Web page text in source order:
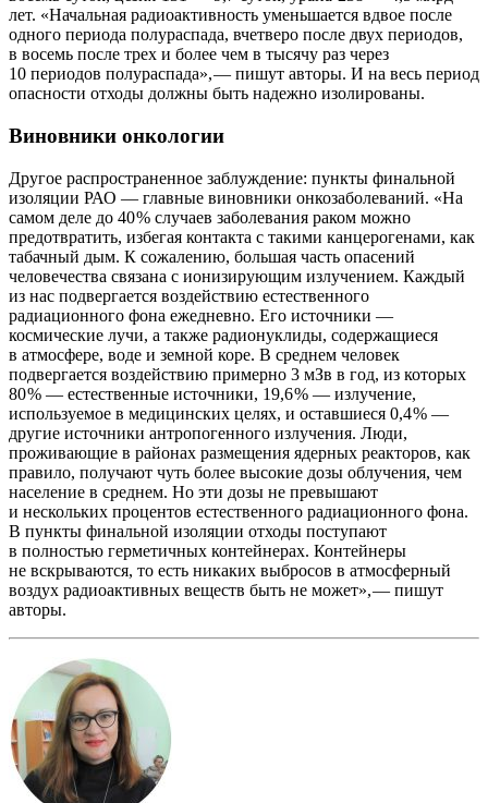
лет. «Начальная радиоактивность уменьшается вдвое после
одного периода полураспада, вчетверо после двух периодов,
в восемь после трех и более чем в тысячу раз через
10 периодов полураспада», — ​пишут авторы. И на весь период
опасности отходы должны быть надежно изолированы.
Виновники онкологии
Другое распространенное заблуждение: пункты финальной
изоляции РАО — главные виновники онкозаболеваний. «На
самом деле до 40 % случаев заболевания раком можно
предотвратить, избегая контакта с такими канцерогенами, как
табачный дым. К сожалению, большая часть опасений
человечества связана с ионизирующим излучением. Каждый
из нас подвергается воздействию естественного
радиационного фона ежедневно. Его источники —
космические лучи, а также радионуклиды, содержащиеся
в атмосфере, воде и земной коре. В среднем человек
подвергается воздействию примерно 3 мЗв в год, из которых
80 % — естественные источники, 19,6 % — излучение,
используемое в медицинских целях, и оставшиеся 0,4 % —
другие источники антропогенного излучения. Люди,
проживающие в районах размещения ядерных реакторов, как
правило, получают чуть более высокие дозы облучения, чем
население в среднем. Но эти дозы не превышают
и нескольких процентов естественного радиационного фона.
В пункты финальной изоляции отходы поступают
в полностью герметичных контейнерах. Контейнеры
не вскрываются, то есть никаких выбросов в атмосферный
воздух радиоактивных веществ быть не может», — ​пишут
авторы.